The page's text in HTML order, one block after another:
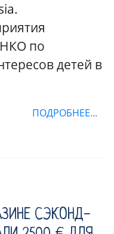
по
детей в
ПОДРОБНЕЕ...
СЭКОНД-